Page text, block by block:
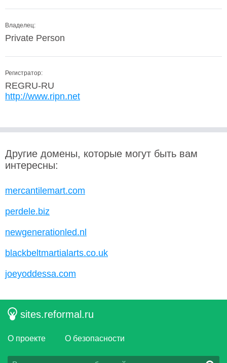
Владелец:
Private Person
Регистратор:
REGRU-RU
http://www.ripn.net
Другие домены, которые могут быть вам
интересны:
mercantilemart.com
perdele.biz
newgenerationled.nl
blackbeltmartialarts.co.uk
joeyoddessa.com
sites.reformal.ru
О проекте О безопасности